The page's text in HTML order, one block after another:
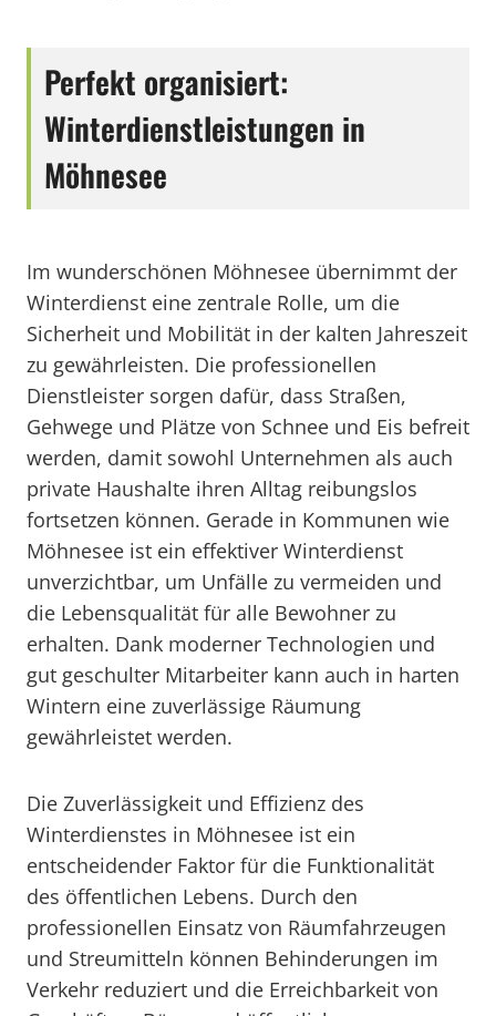
Perfekt organisiert:
Winterdienstleistungen in
Möhnesee
Im wunderschönen Möhnesee übernimmt der
Winterdienst eine zentrale Rolle, um die
Sicherheit und Mobilität in der kalten Jahreszeit
zu gewährleisten. Die professionellen
Dienstleister sorgen dafür, dass Straßen,
Gehwege und Plätze von Schnee und Eis befreit
werden, damit sowohl Unternehmen als auch
private Haushalte ihren Alltag reibungslos
fortsetzen können. Gerade in Kommunen wie
Möhnesee ist ein effektiver Winterdienst
unverzichtbar, um Unfälle zu vermeiden und
die Lebensqualität für alle Bewohner zu
erhalten. Dank moderner Technologien und
gut geschulter Mitarbeiter kann auch in harten
Wintern eine zuverlässige Räumung
gewährleistet werden.
Die Zuverlässigkeit und Effizienz des
Winterdienstes in Möhnesee ist ein
entscheidender Faktor für die Funktionalität
des öffentlichen Lebens. Durch den
professionellen Einsatz von Räumfahrzeugen
und Streumitteln können Behinderungen im
Verkehr reduziert und die Erreichbarkeit von